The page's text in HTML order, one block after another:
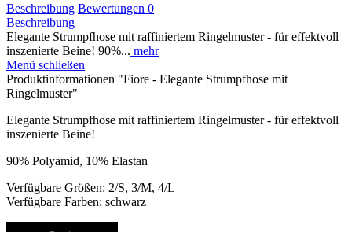
Beschreibung Bewertungen 0
Beschreibung
Elegante Strumpfhose mit raffiniertem Ringelmuster - für effektvoll
inszenierte Beine! 90%... mehr
Menü schließen
Produktinformationen "Fiore - Elegante Strumpfhose mit
Ringelmuster"
Elegante Strumpfhose mit raffiniertem Ringelmuster - für effektvoll
inszenierte Beine!
90% Polyamid, 10% Elastan
Verfügbare Größen: 2/S, 3/M, 4/L
Verfügbare Farben: schwarz